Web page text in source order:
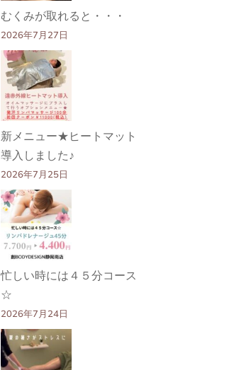
むくみが取れると・・・
2026年7月27日
新メニュー★ヒートマット
導入しました♪
2026年7月25日
忙しい時には４５分コース
☆
2026年7月24日